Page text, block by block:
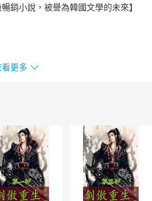
銷小說，被譽為韓國文學的未來】
看更多